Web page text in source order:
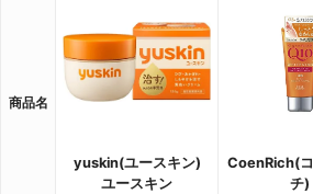
商品名
yuskin(ユースキン)
ユースキン
CoenRich(
チ)